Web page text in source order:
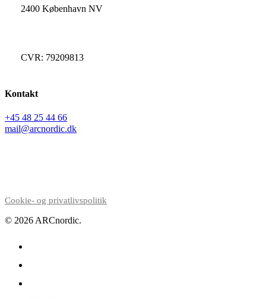
2400 København NV
CVR: 79209813
Kontakt
+45 48 25 44 66
mail@arcnordic.dk
Cookie- og privatlivspolitik
© 2026 ARCnordic.